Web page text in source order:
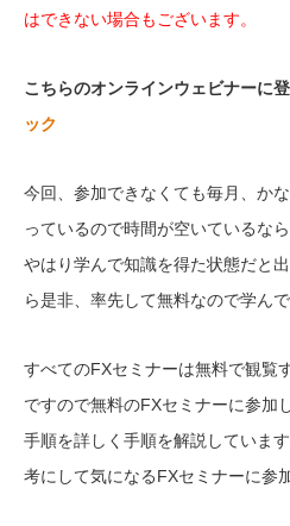
はできない場合もございます。
こちらのオンラインウェビナーに
ック
今回、参加できなくても毎月、か
っているので時間が空いているな
やはり学んで知識を得た状態だと
ら是非、率先して無料なので学んで
すべてのFXセミナーは無料で観覧
ですので無料のFXセミナーに参加
手順を詳しく手順を解説していま
考にして気になるFXセミナーに参